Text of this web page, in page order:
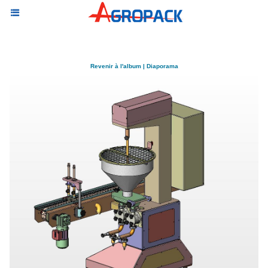
Revenir à l'album | Diaporama